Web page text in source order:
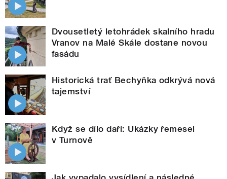
Dvousetletý letohrádek skalního hradu
Vranov na Malé Skále dostane novou
fasádu
Historická trať Bechyňka odkrývá nová
tajemství
Když se dílo daří: Ukázky řemesel
v Turnově